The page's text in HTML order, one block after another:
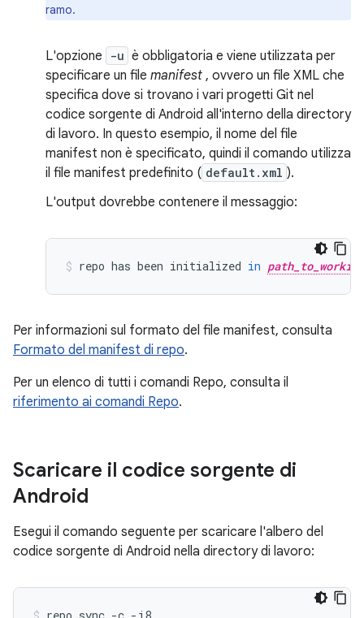
ramo.
L'opzione -u è obbligatoria e viene utilizzata per
specificare un file manifest , ovvero un file XML che
specifica dove si trovano i vari progetti Git nel
codice sorgente di Android all'interno della directory
di lavoro. In questo esempio, il nome del file
manifest non è specificato, quindi il comando utilizza
il file manifest predefinito ( default.xml ).
L'output dovrebbe contenere il messaggio:
repo has been initialized in
Per informazioni sul formato del file manifest, consulta
Formato del manifest di repo.
Per un elenco di tutti i comandi Repo, consulta il
riferimento ai comandi Repo.
Scaricare il codice sorgente di
Android
Esegui il comando seguente per scaricare l'albero del
codice sorgente di Android nella directory di lavoro: